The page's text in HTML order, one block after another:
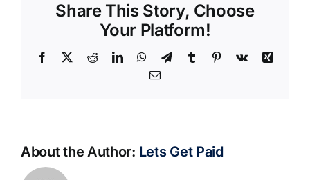
Share This Story, Choose
Your Platform!
Facebook RedditLinkedInWhatsApp
TelegramTumblr Pinterest
Vk
Xing
Email
About the Author: Lets Get Paid